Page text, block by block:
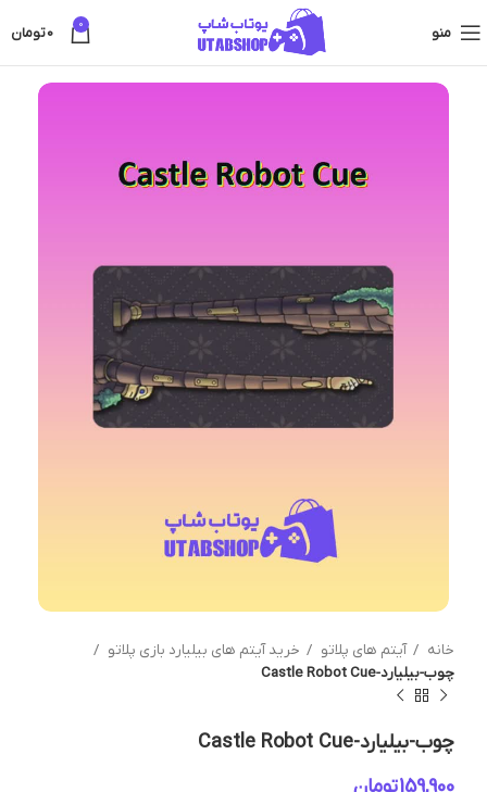
منو 0
0تومان
خانه آیتم های پلاتو
خرید آیتم های بیلیارد بازی پلاتو
چوب-بیلیارد-Castle Robot Cue
چوب-بیلیارد-Castle Robot Cue
تومان